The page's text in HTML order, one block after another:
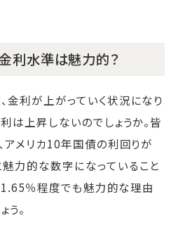
利水準は魅力的？
金利が上がっていく状況になり
は上昇しないのでしょうか。皆
アメリカ10年国債の利回りが
力的な数字になっていること
％程度でも魅力的な理由
。